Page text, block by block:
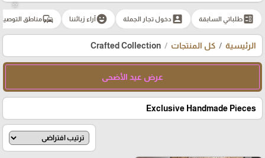
ballotطلباتي السابقة account_box دخول تجار الجملة emoji_emotionsآراء زبائننا commuteمناطق
الرئيسية كل المنتجات Crafted Collection
عرض عيد الأضحى
Exclusive Handmade Pieces